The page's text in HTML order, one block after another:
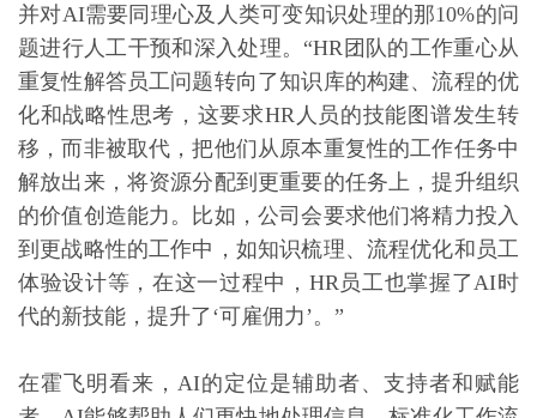
并对AI需要同理心及人类可变知识处理的那10%的问
题进行人工干预和深入处理。“HR团队的工作重心从
重复性解答员工问题转向了知识库的构建、流程的优
化和战略性思考，这要求HR人员的技能图谱发生转
移，而非被取代，把他们从原本重复性的工作任务中
解放出来，将资源分配到更重要的任务上，提升组织
的价值创造能力。比如，公司会要求他们将精力投入
到更战略性的工作中，如知识梳理、流程优化和员工
体验设计等，在这一过程中，HR员工也掌握了AI时
代的新技能，提升了‘可雇佣力’。”
在霍飞明看来，AI的定位是辅助者、支持者和赋能